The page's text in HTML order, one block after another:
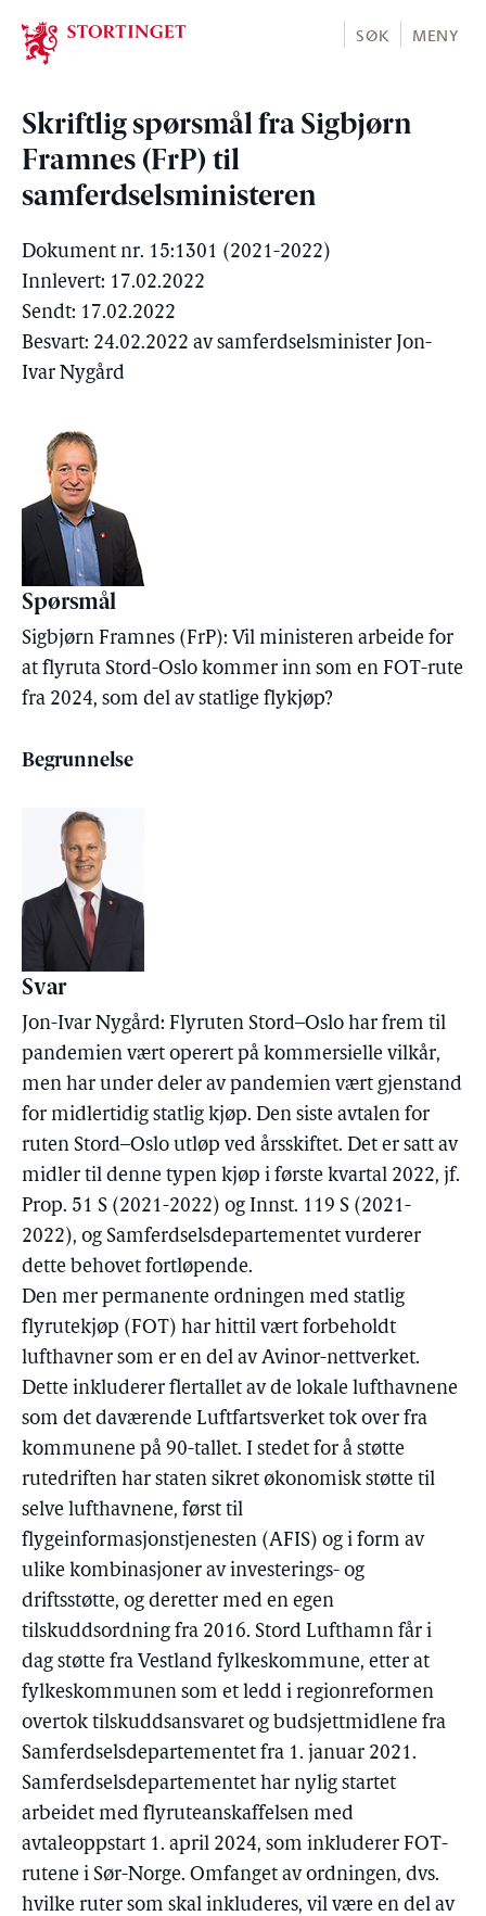
Stortinget.no
SØK MENY
Skriftlig spørsmål fra Sigbjørn
Framnes (FrP) til
samferdselsministeren
Dokument nr. 15:1301 (2021-2022)
Innlevert: 17.02.2022
Sendt: 17.02.2022
Besvart: 24.02.2022 av samferdselsminister Jon-
Ivar Nygård
Spørsmål
Sigbjørn Framnes (FrP): Vil ministeren arbeide for
at flyruta Stord-Oslo kommer inn som en FOT-rute
fra 2024, som del av statlige flykjøp?
Begrunnelse
Svar
Jon-Ivar Nygård: Flyruten Stord–Oslo har frem til
pandemien vært operert på kommersielle vilkår,
men har under deler av pandemien vært gjenstand
for midlertidig statlig kjøp. Den siste avtalen for
ruten Stord–Oslo utløp ved årsskiftet. Det er satt av
midler til denne typen kjøp i første kvartal 2022, jf.
Prop. 51 S (2021-2022) og Innst. 119 S (2021-
2022), og Samferdselsdepartementet vurderer
dette behovet fortløpende.
Den mer permanente ordningen med statlig
flyrutekjøp (FOT) har hittil vært forbeholdt
lufthavner som er en del av Avinor-nettverket.
Dette inkluderer flertallet av de lokale lufthavnene
som det daværende Luftfartsverket tok over fra
kommunene på 90-tallet. I stedet for å støtte
rutedriften har staten sikret økonomisk støtte til
selve lufthavnene, først til
flygeinformasjonstjenesten (AFIS) og i form av
ulike kombinasjoner av investerings- og
driftsstøtte, og deretter med en egen
tilskuddsordning fra 2016. Stord Lufthamn får i
dag støtte fra Vestland fylkeskommune, etter at
fylkeskommunen som et ledd i regionreformen
overtok tilskuddsansvaret og budsjettmidlene fra
Samferdselsdepartementet fra 1. januar 2021.
Samferdselsdepartementet har nylig startet
arbeidet med flyruteanskaffelsen med
avtaleoppstart 1. april 2024, som inkluderer FOT-
rutene i Sør-Norge. Omfanget av ordningen, dvs.
hvilke ruter som skal inkluderes, vil være en del av